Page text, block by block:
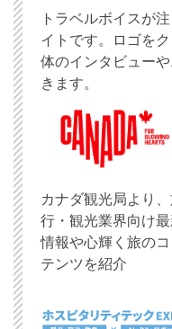
トラベルボイスが
イトです。ロゴを
体のインタビュー
きます。
カナダ観光局より
行・観光業界向け
情報や心輝く旅のコ
テンツを紹介